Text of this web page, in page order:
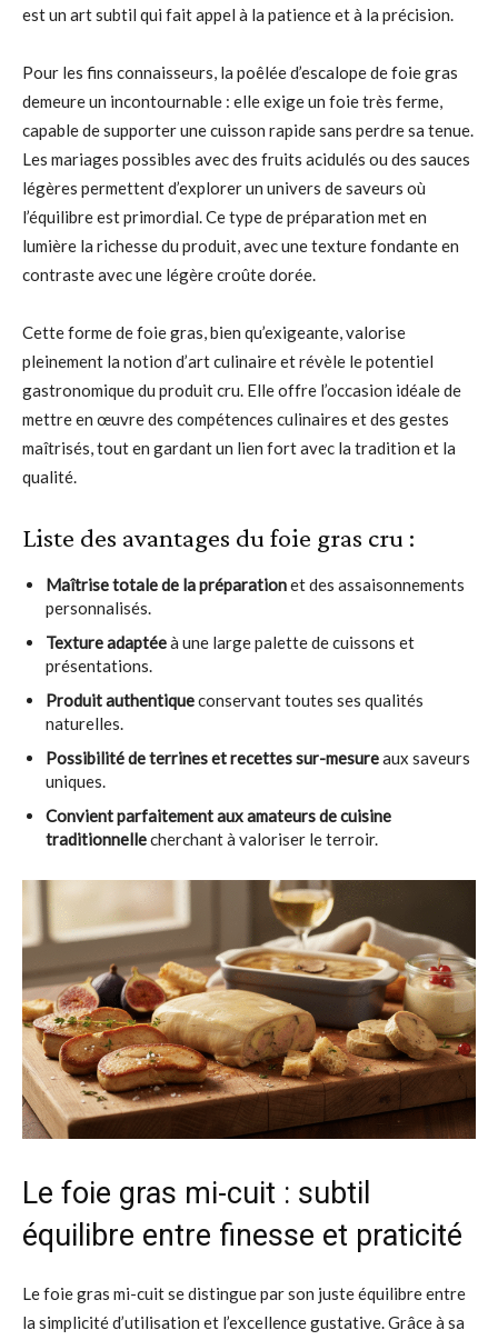
est un art subtil qui fait appel à la patience et à la précision.
Pour les fins connaisseurs, la poêlée d’escalope de foie gras
demeure un incontournable : elle exige un foie très ferme,
capable de supporter une cuisson rapide sans perdre sa tenue.
Les mariages possibles avec des fruits acidulés ou des sauces
légères permettent d’explorer un univers de saveurs où
l’équilibre est primordial. Ce type de préparation met en
lumière la richesse du produit, avec une texture fondante en
contraste avec une légère croûte dorée.
Cette forme de foie gras, bien qu’exigeante, valorise
pleinement la notion d’art culinaire et révèle le potentiel
gastronomique du produit cru. Elle offre l’occasion idéale de
mettre en œuvre des compétences culinaires et des gestes
maîtrisés, tout en gardant un lien fort avec la tradition et la
qualité.
Liste des avantages du foie gras cru :
Maîtrise totale de la préparationet des assaisonnements
personnalisés.
Texture adaptéeà une large palette de cuissons et
présentations.
Produit authentiqueconservant toutes ses qualités
naturelles.
Possibilité de terrines et recettes sur-mesureaux saveurs
uniques.
Convient parfaitement aux amateurs de cuisine
traditionnellecherchant à valoriser le terroir.
Le foie gras mi-cuit : subtil
équilibre entre finesse et praticité
Le foie gras mi-cuit se distingue par son juste équilibre entre
la simplicité d’utilisation et l’excellence gustative. Grâce à sa